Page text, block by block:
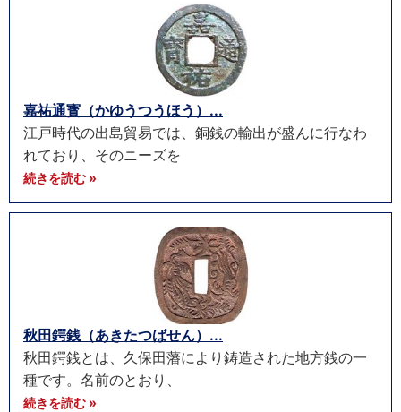
嘉祐通寳（かゆうつうほう）...
江戸時代の出島貿易では、銅銭の輸出が盛んに行なわ
れており、そのニーズを
続きを読む »
秋田鍔銭（あきたつばせん）...
秋田鍔銭とは、久保田藩により鋳造された地方銭の一
種です。名前のとおり、
続きを読む »